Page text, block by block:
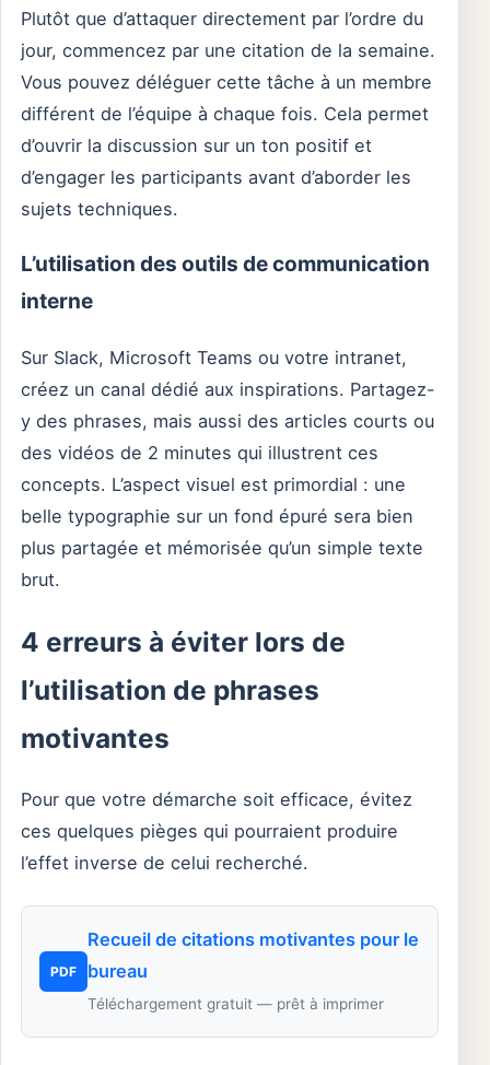
Plutôt que d’attaquer directement par l’ordre du
jour, commencez par une citation de la semaine.
Vous pouvez déléguer cette tâche à un membre
différent de l’équipe à chaque fois. Cela permet
d’ouvrir la discussion sur un ton positif et
d’engager les participants avant d’aborder les
sujets techniques.
L’utilisation des outils de communication
interne
Sur Slack, Microsoft Teams ou votre intranet,
créez un canal dédié aux inspirations. Partagez-
y des phrases, mais aussi des articles courts ou
des vidéos de 2 minutes qui illustrent ces
concepts. L’aspect visuel est primordial : une
belle typographie sur un fond épuré sera bien
plus partagée et mémorisée qu’un simple texte
brut.
4 erreurs à éviter lors de
l’utilisation de phrases
motivantes
Pour que votre démarche soit efficace, évitez
ces quelques pièges qui pourraient produire
l’effet inverse de celui recherché.
PDF
Recueil de citations motivantes pour le
bureau
Téléchargement gratuit — prêt à imprimer